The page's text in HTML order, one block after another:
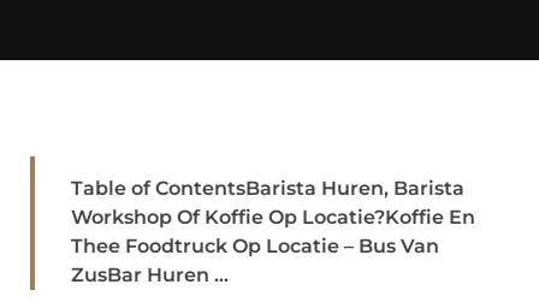
Table of ContentsBarista Huren, Barista
Workshop Of Koffie Op Locatie?Koffie En
Thee Foodtruck Op Locatie – Bus Van
ZusBar Huren ...